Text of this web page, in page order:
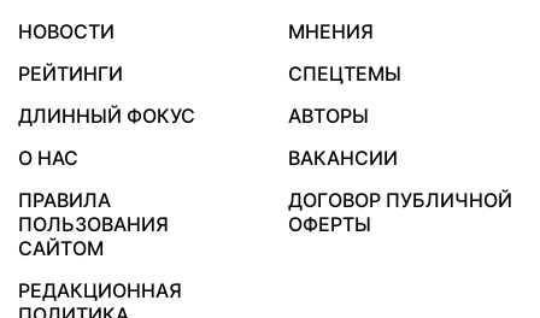
НОВОСТИ
МНЕНИЯ
РЕЙТИНГИ
СПЕЦТЕМЫ
ДЛИННЫЙ ФОКУС
АВТОРЫ
О НАС
ВАКАНСИИ
ПРАВИЛА
ПОЛЬЗОВАНИЯ
САЙТОМ
ДОГОВОР ПУБЛИЧНОЙ
ОФЕРТЫ
РЕДАКЦИОННАЯ